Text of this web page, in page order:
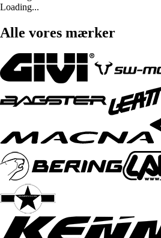
Loading...
Alle vores mærker